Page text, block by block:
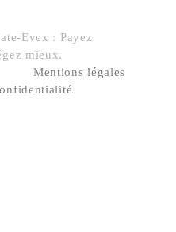
Evex : Payez
mieux.
Mentions légales